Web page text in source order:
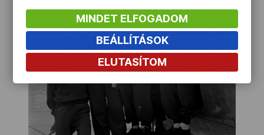
MINDET ELFOGADOM
BEÁLLÍTÁSOK
ELUTASÍTOM